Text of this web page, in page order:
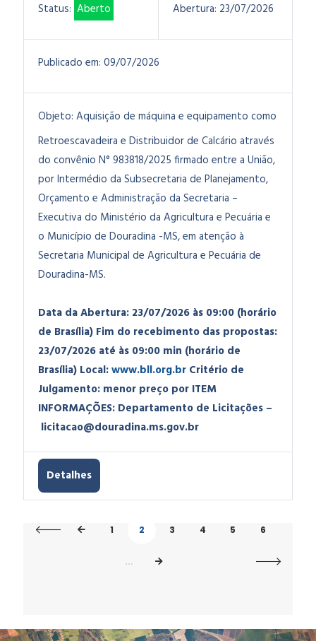
Status: Aberto Abertura: 23/07/2026
Publicado em: 09/07/2026
Objeto: Aquisição de máquina e equipamento como
Retroescavadeira e Distribuidor de Calcário através
do convênio N° 983818/2025 firmado entre a União,
por Intermédio da Subsecretaria de Planejamento,
Orçamento e Administração da Secretaria –
Executiva do Ministério da Agricultura e Pecuária e
o Município de Douradina -MS, em atenção à
Secretaria Municipal de Agricultura e Pecuária de
Douradina-MS.
Data da Abertura: 23/07/2026 às 09:00 (horário
de Brasília) Fim do recebimento das propostas:
23/07/2026 até às 09:00 min (horário de
Brasília) Local:www.bll.org.br Critério de
Julgamento: menor preço por ITEM
INFORMAÇÕES: Departamento de Licitações –
licitacao@douradina.ms.gov.br
Detalhes
1 2 3 4 5 6
...